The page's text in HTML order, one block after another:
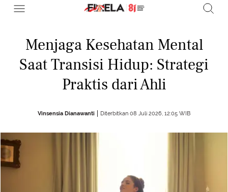
Menjaga Kesehatan Mental
Saat Transisi Hidup: Strategi
Praktis dari Ahli
Vinsensia Dianawanti Diterbitkan 08 Juli 2026, 12:05 WIB